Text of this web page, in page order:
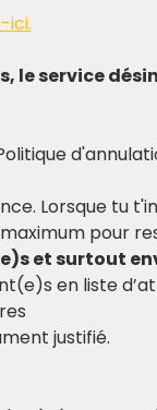
ici.
le service
Lorsque tu
pour
et surtout
en liste
justifié.